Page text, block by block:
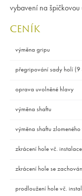
vybavení na špičkovou
CENÍK
výměna gripu
přegripování sady holí (9
oprava uvolněné hlavy
výměna shaftu
výměna shaftu
zkrácení hole vč.
zkrácení hole se
prodloužení hole vč.